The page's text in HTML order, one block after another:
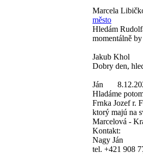
Marcela
město
Hledám
momentálně
Jakub Khol
Dobry den,
Ján
Hladáme
Frnka Jozef r.
ktorý majú na
Marcelová -
Kontakt:
Nagy Ján
tel. +421 908